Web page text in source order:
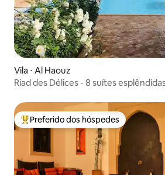
Vila ⋅ Al Haouz
Riad des Délices - 8 suítes
Entre os melhores preferidos dos
Preferido dos hóspedes